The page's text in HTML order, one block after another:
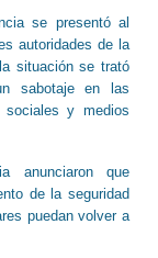
se presentó al
autoridades de la
situación se trató
sabotaje en las
y medios
anunciaron que
de la seguridad
puedan volver a